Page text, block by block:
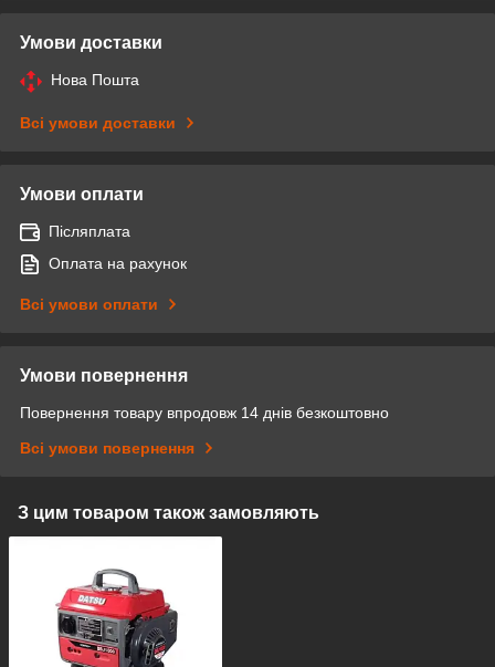
Умови доставки
Нова Пошта
Всі умови доставки
Умови оплати
Післяплата
Оплата на рахунок
Всі умови оплати
Умови повернення
Повернення товару впродовж 14 днів безкоштовно
Всі умови повернення
З цим товаром також замовляють